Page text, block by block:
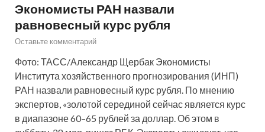
Экономисты РАН назвали
равновесный курс рубля
Оставьте комментарий
Фото: ТАСС/Александр Щербак Экономисты
Института хозяйственного прогнозирования (ИНП)
РАН назвали равновесный курс рубля. По мнению
экспертов, «золотой серединой сейчас является курс
в диапазоне 60–65 рублей за доллар. Об этом в